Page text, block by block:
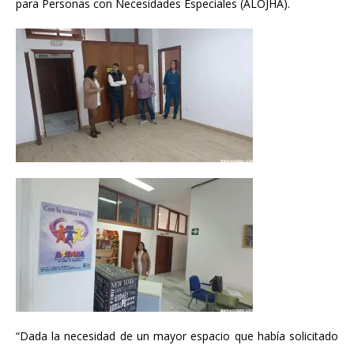
para Personas con Necesidades Especiales (ALOJHA).
“Dada la necesidad de un mayor espacio que había solicitado